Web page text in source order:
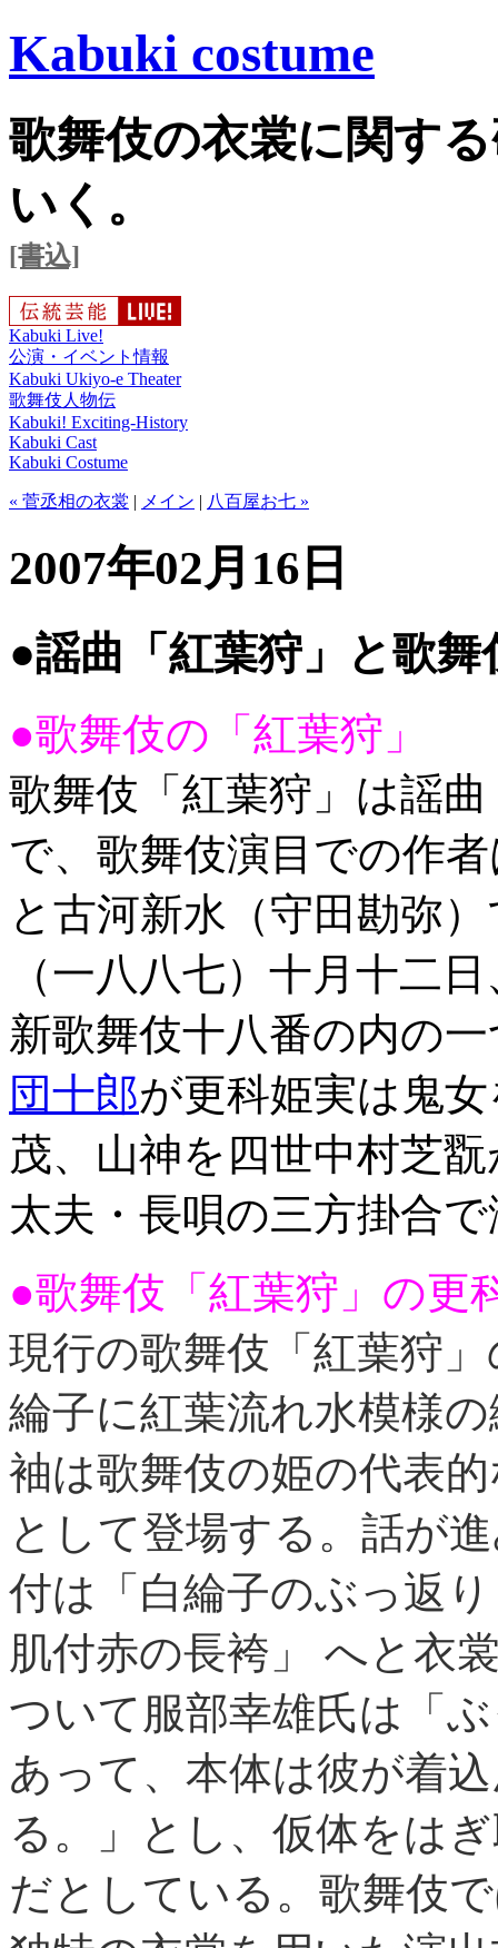
Kabuki costume
歌舞伎の衣裳に関す
いく。
[書込]
Kabuki Live!
公演・イベント情報
Kabuki Ukiyo-e Theater
歌舞伎人物伝
Kabuki! Exciting-History
Kabuki Cast
Kabuki Costume
« 菅丞相の衣裳 | メイン | 八百屋お七 »
2007年02月16日
●謡曲「紅葉狩」と歌舞
●歌舞伎の「紅葉狩」
歌舞伎「紅葉狩」は謡
で、歌舞伎演目での作
と古河新水（守田勘弥
（一八八七）十月十二
新歌舞伎十八番の内の
団十郎が更科姫実は鬼
茂、山神を四世中村芝
太夫・長唄の三方掛合
●歌舞伎「紅葉狩」の更
現行の歌舞伎「紅葉狩
綸子に紅葉流れ水模様
袖は歌舞伎の姫の代表
として登場する。話が
付は「白綸子のぶっ返
肌付赤の長袴」 へと衣
ついて服部幸雄氏は「
あって、本体は彼が着
る。」とし、仮体をは
だとしている。歌舞伎